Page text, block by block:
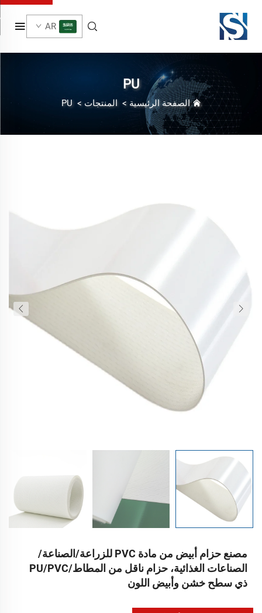
AR
PU
الصفحة الرئيسية > المنتجات >
PU
مصنع حزام أبيض من مادة PVC للزراعة/الصناعة/
الصناعات الغذائية، حزام ناقل من المطاط/PU/PVC
ذي سطح خشن وأبيض اللون